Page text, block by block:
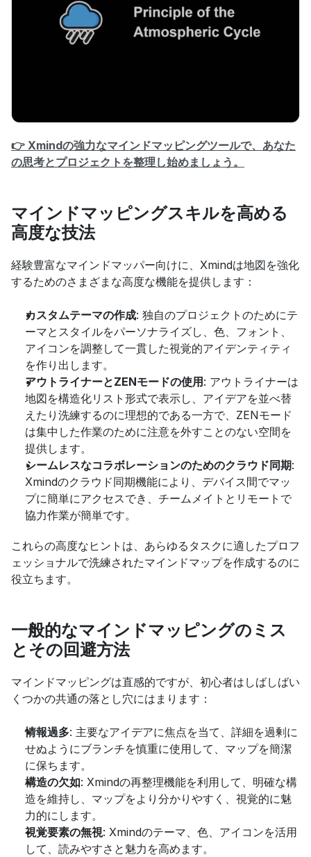
👉 Xmindの強力なマインドマッピングツールで、あなた
の思考とプロジェクトを整理し始めましょう。
マインドマッピングスキルを高める
高度な技法
経験豊富なマインドマッパー向けに、Xmindは地図を強化
するためのさまざまな高度な機能を提供します：
カスタムテーマの作成: 独自のプロジェクトのためにテ
ーマとスタイルをパーソナライズし、色、フォント、
アイコンを調整して一貫した視覚的アイデンティティ
を作り出します。
アウトライナーとZENモードの使用 : アウトライナーは
地図を構造化リスト形式で表示し、アイデアを並べ替
えたり洗練するのに理想的である一方で、ZENモード
は集中した作業のために注意を外すことのない空間を
提供します。
シームレスなコラボレーションのためのクラウド同期:
Xmindのクラウド同期機能により、デバイス間でマッ
プに簡単にアクセスでき、チームメイトとリモートで
協力作業が簡単です。
これらの高度なヒントは、あらゆるタスクに適したプロフ
ェッショナルで洗練されたマインドマップを作成するのに
役立ちます。
一般的なマインドマッピングのミス
とその回避方法
マインドマッピングは直感的ですが、初心者はしばしばい
くつかの共通の落とし穴にはまります：
情報過多: 主要なアイデアに焦点を当て、詳細を過剰に
せぬようにブランチを慎重に使用して、マップを簡潔
に保ちます。
構造の欠如: Xmindの再整理機能を利用して、明確な構
造を維持し、マップをより分かりやすく、視覚的に魅
力的にします。
視覚要素の無視: Xmindのテーマ、色、アイコンを活用
して、読みやすさと魅力を高めます。